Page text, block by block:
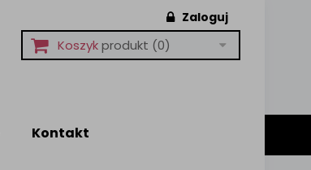
Zaloguj
Koszykprodukt (0)
Kontakt